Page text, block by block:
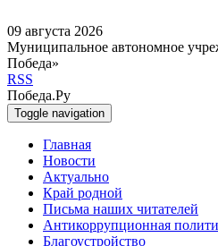
09 августа 2026
Муниципальное автономное
Победа»
RSS
Победа.Ру
Toggle navigation
Главная
Новости
Актуально
Край родной
Письма наших читателей
Антикоррупционная
Благоустройство